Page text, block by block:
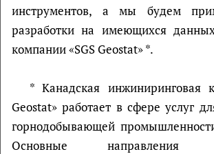
инструментов, а мы будем
разработки на имеющихся
компании «SGS Geostat» *.
* Канадская инжиниринговая
Geostat» работает в сфере услуг
горнодобывающей
Основные направления